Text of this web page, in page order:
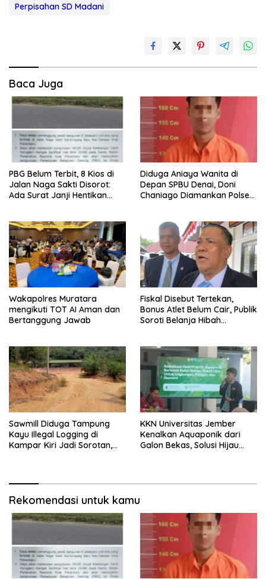
Perpisahan SD Madani
Baca Juga
PBG Belum Terbit, 8 Kios di
Jalan Naga Sakti Disorot:
Ada Surat Janji Hentikan
Diduga Aniaya Wanita di
Depan SPBU Denai, Doni
Chaniago Diamankan Polsek
Wakapolres Muratara
mengikuti TOT AI Aman dan
Bertanggung Jawab
Fiskal Disebut Tertekan,
Bonus Atlet Belum Cair, Publik
Soroti Belanja Hibah
Sawmill Diduga Tampung
Kayu Illegal Logging di
Kampar Kiri Jadi Sorotan,
KKN Universitas Jember
Kenalkan Aquaponik dari
Galon Bekas, Solusi Hijau
Rekomendasi untuk kamu